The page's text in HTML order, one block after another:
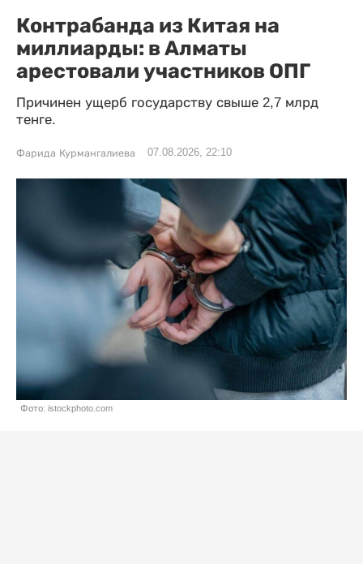
Контрабанда из Китая на
миллиарды: в Алматы
арестовали участников ОПГ
Причинен ущерб государству свыше 2,7 млрд
тенге.
Фарида Курмангалиева 07.08.2026, 22:10
Фото: istockphoto.com